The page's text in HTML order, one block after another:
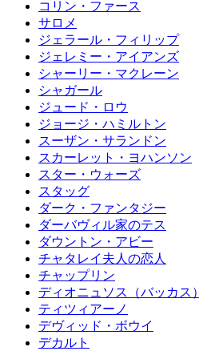
コリン・ファース
サロメ
ジェラール・フィリップ
ジェレミー・アイアンズ
シャーリー・マクレーン
シャガール
ジュード・ロウ
ジョージ・ハミルトン
スーザン・サランドン
スカーレット・ヨハンソン
スター・ウォーズ
スタッグ
ダーク・ファンタジー
ダーバヴィル家のテス
ダウントン・アビー
チャタレイ夫人の恋人
チャップリン
ディオニュソス（バッカス）
ティツィアーノ
デヴィッド・ボウイ
デカルト